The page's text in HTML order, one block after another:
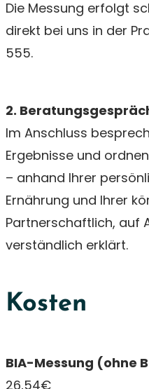
Die Messung erfolgt
direkt bei uns in der
555.
2.
Im Anschluss
Ergebnisse und
– anhand Ihrer
Ernährung und Ihrer
Partnerschaftlich, auf
verständlich erklärt.
Kosten
BIA-Messung (ohne
26,54€